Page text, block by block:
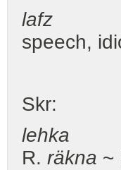
speech,
Skr:
lehka
R. räkna ~